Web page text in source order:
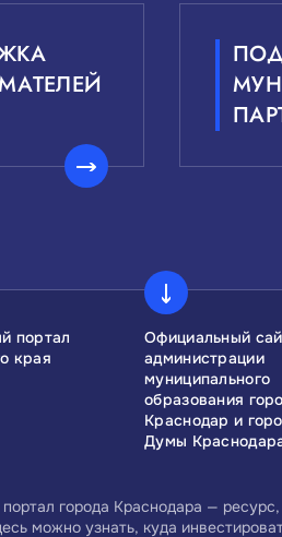
портал
края
Официальный
администрации
муниципального
образования
Краснодар и
Думы
города Краснодара —
можно узнать, куда